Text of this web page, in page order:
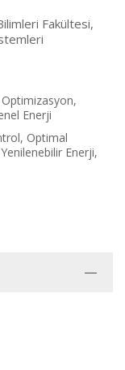
Fakültesi,
Enerji
Optimal
Enerji,